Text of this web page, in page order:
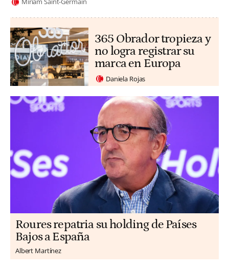
365 Obrador tropieza y
no logra registrar su
marca en Europa
Daniela Rojas
Roures repatria su holding de Países
Bajos a España
Albert Martínez